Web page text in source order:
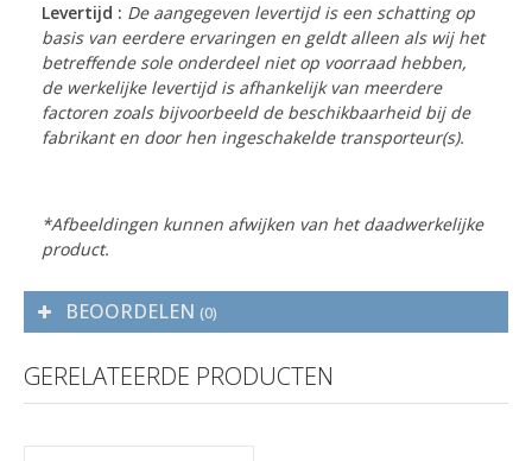
Levertijd : De aangegeven levertijd is een schatting op
basis van eerdere ervaringen en geldt alleen als wij het
betreffende sole onderdeel niet op voorraad hebben,
de werkelijke levertijd is afhankelijk van meerdere
factoren zoals bijvoorbeeld de beschikbaarheid bij de
fabrikant en door hen ingeschakelde transporteur(s).
*Afbeeldingen kunnen afwijken van het daadwerkelijke
product.
BEOORDELEN (0)
GERELATEERDE PRODUCTEN